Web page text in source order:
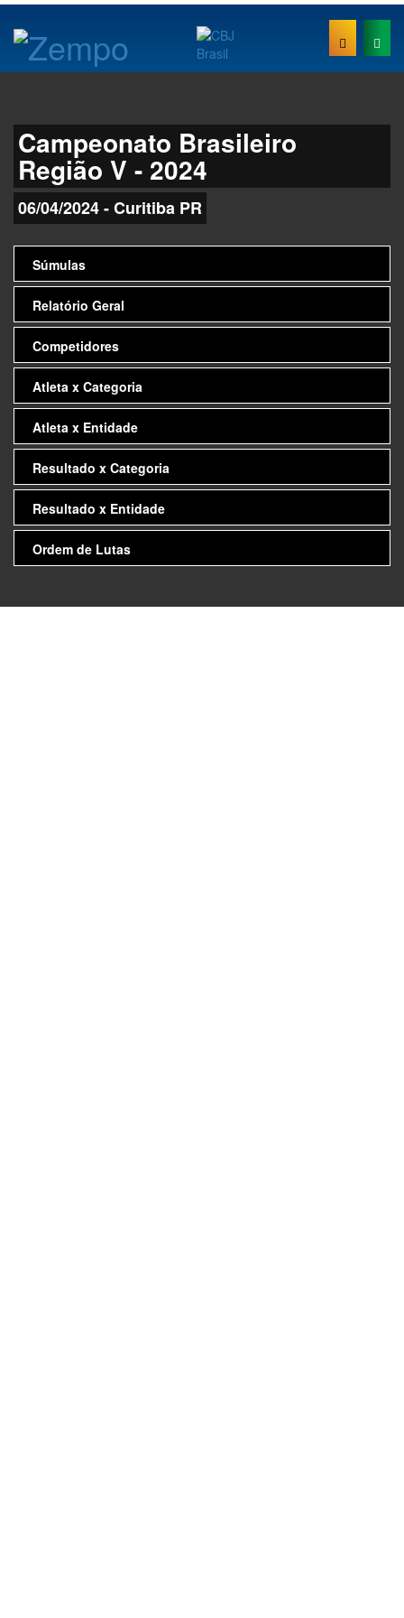
Campeonato Brasileiro
Região V - 2024
06/04/2024 - Curitiba PR
Súmulas
Relatório Geral
Competidores
Atleta x Categoria
Atleta x Entidade
Resultado x Categoria
Resultado x Entidade
Ordem de Lutas